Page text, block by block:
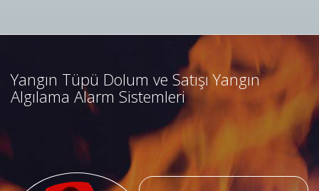
Yangın Tüpü Dolum ve Satışı Yangın
Algılama Alarm Sistemleri
Bursa adresli ve konvansiyonel
yangın alarm sistemleri
projelendirme, duman, ısı,
kombine dedektörler, kontrol
panelleri ve yangın butonları
satış, bakım, montajı.
Devamını Oku